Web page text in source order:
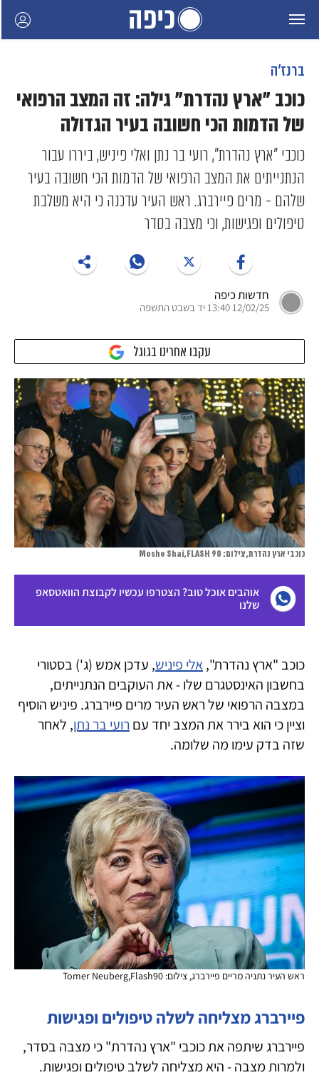
ברנז'ה
כוכב "ארץ נהדרת" גילה: זה המצב הרפואי
של הדמות הכי חשובה בעיר הגדולה
כוכבי "ארץ נהדרת", רועי בר נתן ואלי פיניש, ביררו עבור
הנתנייתים את המצב הרפואי של הדמות הכי חשובה בעיר
שלהם - מרים פיירברג. ראש העיר עדכנה כי היא משלבת
טיפולים ופגישות, וכי מצבה בסדר
חדשות כיפה
12/02/25 13:40 יד בשבט התשפה
עקבו אחרינו בגוגל
כוכבי ארץ נהדרת, צילום: Moshe Shai,FLASH 90
אוהבים אוכל טוב? הצטרפו עכשיו לקבוצת הוואטסאפ
שלנו
כוכב "ארץ נהדרת",אלי פיניש, עדכן אמש (ג') בסטורי
בחשבון האינסטגרם שלו - את העוקבים הנתנייתים,
במצבה הרפואי של ראש העיר מרים פיירברג. פיניש הוסיף
וציין כי הוא בירר את המצב יחד עם רועי בר נתן, לאחר
שזה בדק עימו מה שלומה.
ראש העיר נתניה מריים פיירברג, צילום: Tomer Neuberg,Flash90
פיירברג מצליחה לשלה טיפולים ופגישות
פיירברג שיתפה את כוכבי "ארץ נהדרת" כי מצבה בסדר,
ולמרות מצבה - היא מצליחה לשלב טיפולים ופגישות.